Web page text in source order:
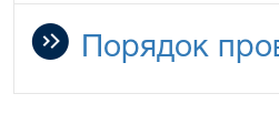
Порядок